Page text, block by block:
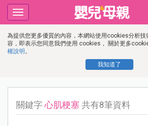
為提供您更多優質的內容，本網站使用cookies分析技
容，即表示您同意我們使用 cookies， 關於更多
權說明 。
我知道了
Toggle
navigation
關鍵字心肌梗塞 共有8筆資料